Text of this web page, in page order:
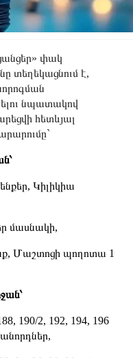
փակ
տեղեկացնում է,
նպատակով
հետևյալ
Կիլիկիա
մասնակի,
Մաշտոցի պողոտա 1
190/2, 192, 194, 196